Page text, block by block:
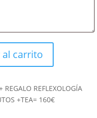
carrito
REFLEXOLOGÍA
+TEA= 160€